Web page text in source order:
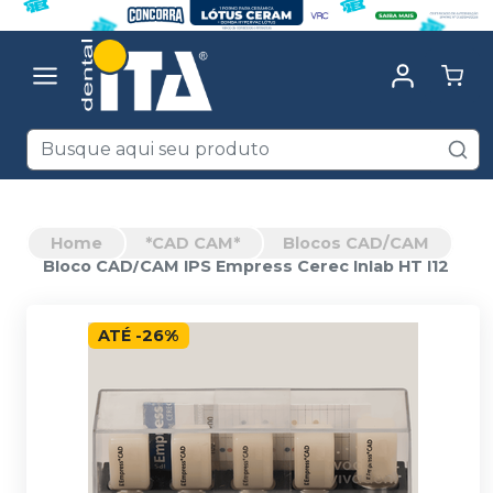
Home *CAD CAM*
Blocos CAD/CAM
Bloco CAD/CAM IPS Empress Cerec Inlab HT I12
ATÉ -26%